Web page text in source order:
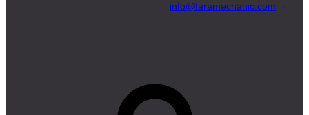
info@faramechanic.com